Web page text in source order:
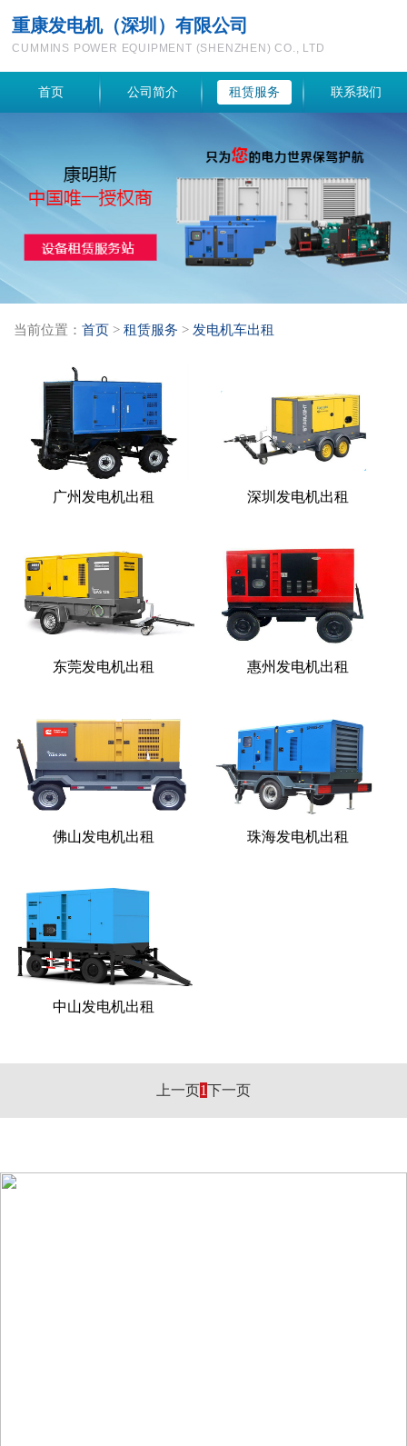
重康发电机（深圳）有限公司
CUMMINS POWER EQUIPMENT (SHENZHEN) CO., LTD
首页 公司简介 租赁服务 联系我们
当前位置： 首页 > 租赁服务 > 发电机车出租
广州发电机出租 深圳发电机出租
东莞发电机出租 惠州发电机出租
佛山发电机出租 珠海发电机出租
中山发电机出租
上一页1下一页